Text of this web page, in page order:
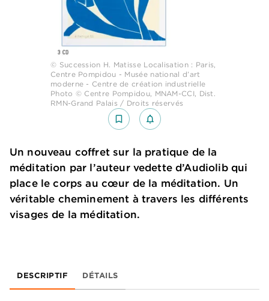
© Succession H. Matisse Localisation : Paris,
Centre Pompidou - Musée national d’art
moderne - Centre de création industrielle
Photo © Centre Pompidou, MNAM-CCI, Dist.
RMN-Grand Palais / Droits réservés
bookmark_border notifications_none_outlined
Un nouveau coffret sur la pratique de la
méditation par l’auteur vedette d’Audiolib qui
place le corps au cœur de la méditation. Un
véritable cheminement à travers les différents
visages de la méditation.
DESCRIPTIF DÉTAILS